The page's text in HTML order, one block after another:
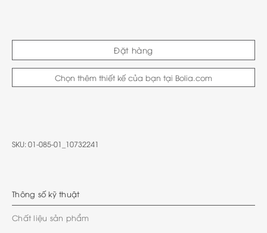
Đặt hàng
Chọn thêm thiết kế của bạn tại Bolia.com
SKU:01-085-01_10732241
Thông số kỹ thuật
Chất liệu sản phẩm